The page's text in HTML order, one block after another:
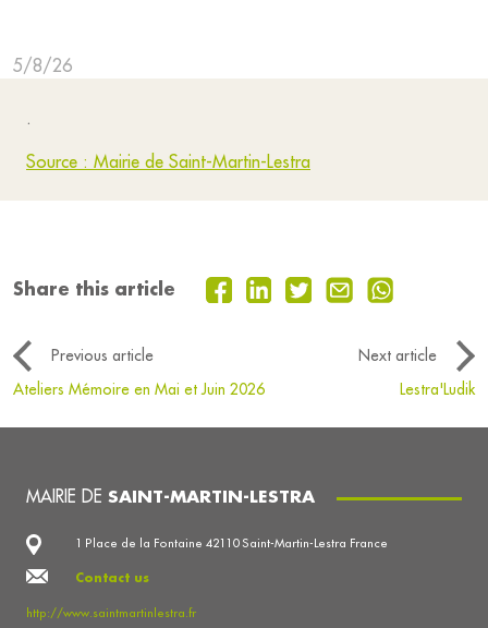
5/8/26
.
Source : Mairie de Saint-Martin-Lestra
Share this article
Previous article
Next article
Ateliers Mémoire en Mai et Juin 2026
Lestra'Ludik
MAIRIE DE SAINT-MARTIN-LESTRA
1 Place de la Fontaine 42110 Saint-Martin-Lestra France
Contact us
http://www.saintmartinlestra.fr